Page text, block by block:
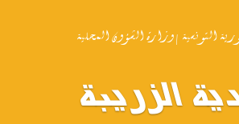
التونسية | وزارة الشؤون المحلية
الزريبة